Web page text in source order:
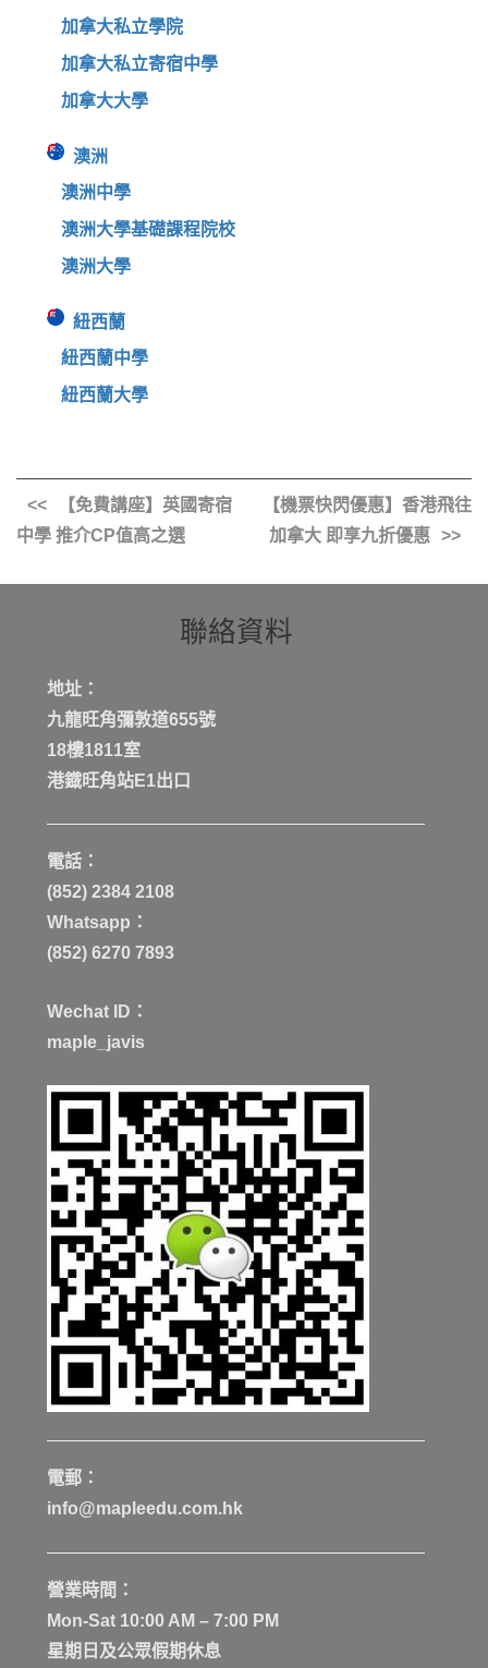
加拿大私立學院
加拿大私立寄宿中學
加拿大大學
澳洲
澳洲中學
澳洲大學基礎課程院校
澳洲大學
紐西蘭
紐西蘭中學
紐西蘭大學
【免費講座】英國寄宿
中學 推介CP值高之選
【機票快閃優惠】香港飛往
加拿大 即享九折優惠
聯絡資料
地址：
九龍旺角彌敦道655號
18樓1811室
港鐡旺角站E1出口
電話：
(852) 2384 2108
Whatsapp：
(852) 6270 7893
Wechat ID：
maple_javis
電郵：
info@mapleedu.com.hk
營業時間：
Mon-Sat 10:00 AM – 7:00 PM
星期日及公眾假期休息